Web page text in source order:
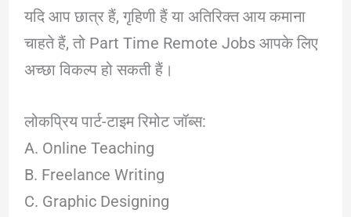
यदि आप छात्र हैं, गृहिणी हैं या अतिरिक्त आय कमाना
चाहते हैं, तो Part Time Remote Jobs आपके लिए
अच्छा विकल्प हो सकती हैं।
लोकप्रिय पार्ट-टाइम रिमोट जॉब्स:
A. Online Teaching
B. Freelance Writing
C. Graphic Designing